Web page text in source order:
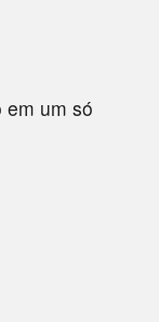
um só